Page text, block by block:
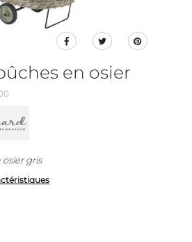
en osier
gris